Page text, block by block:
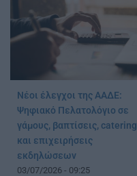
Νέοι έλεγχοι της ΑΑΔΕ:
Ψηφιακό Πελατολόγιο σε
γάμους, βαπτίσεις, catering
και επιχειρήσεις
εκδηλώσεων
03/07/2026 - 09:25